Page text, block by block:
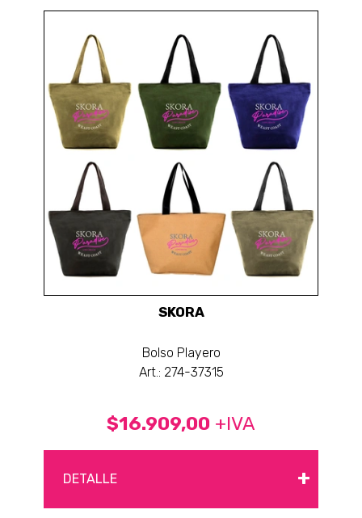
SKORA
Bolso Playero
Art.: 274-37315
$16.909,00 +IVA
DETALLE +